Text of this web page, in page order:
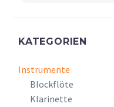
KATEGORIEN
Instrumente
Blockflöte
Klarinette